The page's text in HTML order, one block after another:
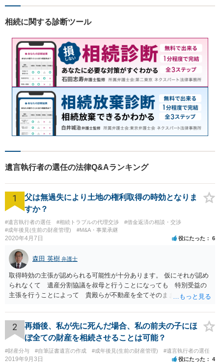
たら、一度ご相談ください。
相続に関する診断ツール
遺言執行者の選任の法律Q&Aランキング
1
父は無過失により土地の権利取得の時効となりま
すか？
#遺言執行者の選任 #相続トラブルの代理交渉
#借金返済の相談・交渉
#成年後見(生前の財産管理)
#M&A・事業承継
2020年4月7日 役にたった 6
森田 英樹 弁護士
取得時効の主張が認められる可能性が十分あります。 仮にそれが認め
られなくて 遺産分割協議を叔母と行うことになっても 特別受益の
主張を行うことによって 貴殿らが不動産を全てそのまま取得できる
2
再婚後、私が先に死んだ場合、私の前夫の子にほ
ぼ全ての財産を相続させることは可能？
#財産分与 #自筆証書遺言の作成 #成年後見(生前の財産管理) #遺言執行者の選任
2019年9月3日 役にたった 4